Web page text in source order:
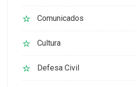
Comunicados
Cultura
Defesa Civil